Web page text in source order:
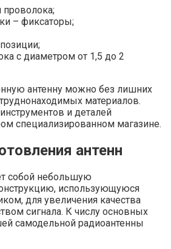
проволока;
– фиксаторы;
с диаметром от 1,5 до 2
антенну можно без лишних
материалов.
и деталей
специализированном магазине.
антенн
собой небольшую
использующуюся
для увеличения качества
сигнала. К числу основных
самодельной радиоантенны